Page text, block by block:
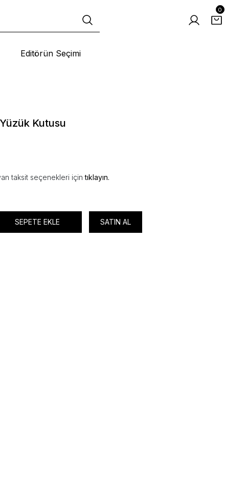
0
Editörün Seçimi
Kutusu
taksit seçenekleri içintıklayın.
SEPETE EKLE SATIN AL